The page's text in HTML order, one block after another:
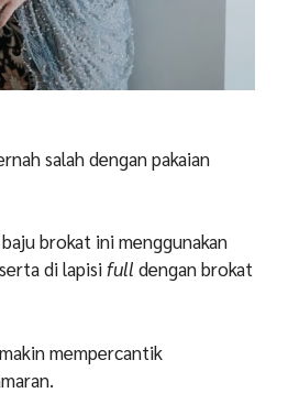
salah dengan pakaian
brokat ini menggunakan
di lapisifull dengan brokat
mempercantik